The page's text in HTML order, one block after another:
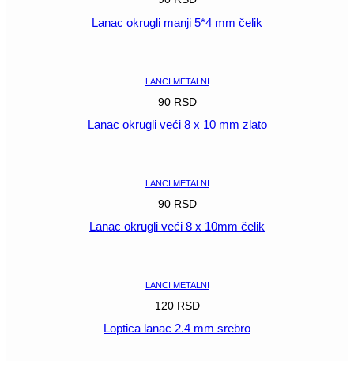
Lanac okrugli manji 5*4 mm čelik
LANCI METALNI
90 RSD
Lanac okrugli veći 8 x 10 mm zlato
LANCI METALNI
90 RSD
Lanac okrugli veći 8 x 10mm čelik
LANCI METALNI
120 RSD
Loptica lanac 2.4 mm srebro